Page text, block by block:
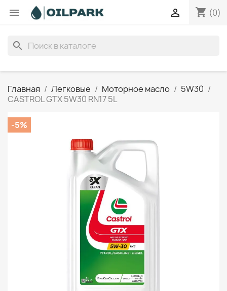
 shopping_cart (0)

search
Главная Легковые Моторное масло
5W30
CASTROL GTX 5W30 RN17 5L
-5%